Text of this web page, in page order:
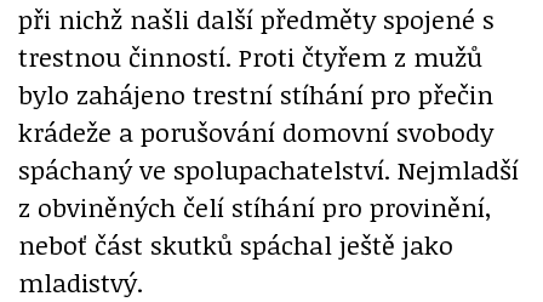
při nichž našli další předměty spojené s
trestnou činností. Proti čtyřem z mužů
bylo zahájeno trestní stíhání pro přečin
krádeže a porušování domovní svobody
spáchaný ve spolupachatelství. Nejmladší
z obviněných čelí stíhání pro provinění,
neboť část skutků spáchal ještě jako
mladistvý.